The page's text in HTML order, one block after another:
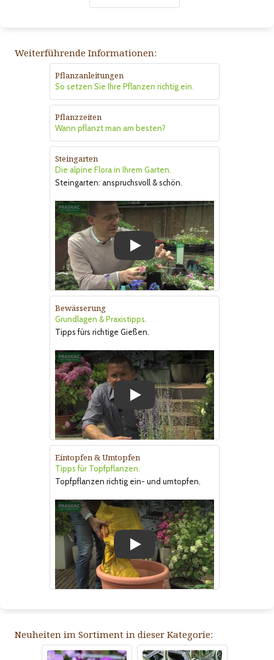
Weiterführende Informationen:
Pflanzanleitungen
So setzen Sie Ihre Pflanzen richtig ein.
Pflanzzeiten
Wann pflanzt man am besten?
Steingarten
Die alpine Flora in Ihrem Garten.
Steingarten: anspruchsvoll & schön.
Bewässerung
Grundlagen & Praxistipps.
Tipps fürs richtige Gießen.
Eintopfen & Umtopfen
Tipps für Topfpflanzen.
Topfpflanzen richtig ein- und umtopfen.
Neuheiten im Sortiment in dieser Kategorie: